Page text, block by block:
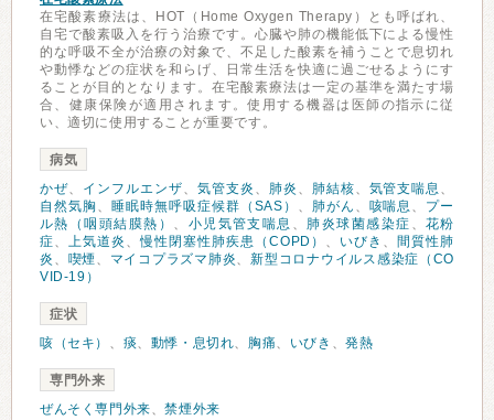
在宅酸素療法は、HOT（Home Oxygen Therapy）とも呼ばれ、
自宅で酸素吸入を行う治療です。心臓や肺の機能低下による慢性
的な呼吸不全が治療の対象で、不足した酸素を補うことで息切れ
や動悸などの症状を和らげ、日常生活を快適に過ごせるようにす
ることが目的となります。在宅酸素療法は一定の基準を満たす場
合、健康保険が適用されます。使用する機器は医師の指示に従
い、適切に使用することが重要です。
病気
かぜ、 インフルエンザ、 気管支炎 、 肺炎 、 肺結核、 気管支喘息 、
自然気胸 、 睡眠時無呼吸症候群（SAS） 、 肺がん 、 咳喘息 、 プー
ル熱（咽頭結膜熱） 、 小児気管支喘息 、 肺炎球菌感染症 、 花粉
症、上気道炎 、慢性閉塞性肺疾患（COPD） 、 いびき 、 間質性肺
炎 、 喫煙 、 マイコプラズマ肺炎、新型コロナウイルス感染症（CO
VID-19）
症状
咳（セキ） 、 痰、 動悸・息切れ、 胸痛、 いびき 、発熱
専門外来
ぜんそく専門外来、禁煙外来